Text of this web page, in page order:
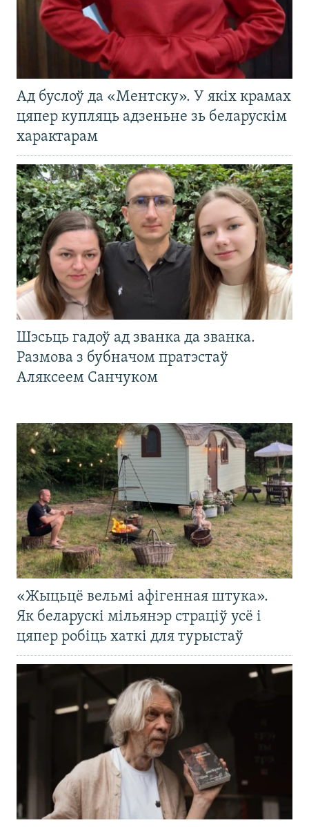
Ад буслоў да «Ментску». У якіх крамах
цяпер купляць адзеньне зь беларускім
характарам
Шэсьць гадоў ад званка да званка.
Размова з бубначом пратэстаў
Аляксеем Санчуком
«Жыцьцё вельмі афігенная штука».
Як беларускі мільянэр страціў усё і
цяпер робіць хаткі для турыстаў